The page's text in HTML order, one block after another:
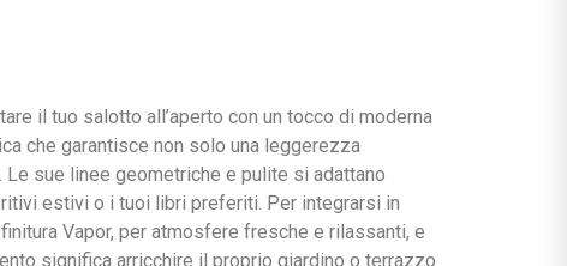
il tuo salotto all’aperto con un tocco di moderna
che garantisce non solo una leggerezza
sue linee geometriche e pulite si adattano
estivi o i tuoi libri preferiti. Per integrarsi in
Vapor, per atmosfere fresche e rilassanti, e
significa arricchire il proprio giardino o terrazzo